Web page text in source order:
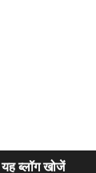
यह ब्लॉग खोजें